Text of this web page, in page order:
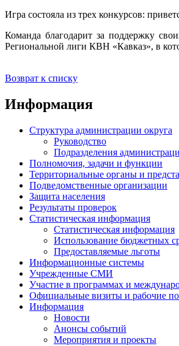
Игра состояла из трех конкурсов:
Команда благодарит за поддержку
Региональной лиги КВН «Кавказ», в
Возврат к списку
Информация
Структура администрации округа
Руководство
Подразделения
Полномочия, задачи и функции
Территориальные органы и
Подведомственные организации
Защита населения
Результаты проверок
Статистическая информация
Статистическая информация
Использование бюджетных
Предоставляемые льготы
Информационные системы
Учрежденные СМИ
Участие в программах и
Официальные визиты и рабочие
Информация
Новости
Анонсы событий
Мероприятия и проекты